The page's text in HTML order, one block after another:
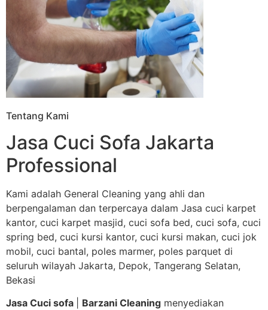
Tentang Kami
Jasa Cuci Sofa Jakarta
Professional
Kami adalah General Cleaning yang ahli dan
berpengalaman dan terpercaya dalam Jasa cuci karpet
kantor, cuci karpet masjid, cuci sofa bed, cuci sofa, cuci
spring bed, cuci kursi kantor, cuci kursi makan, cuci jok
mobil, cuci bantal, poles marmer, poles parquet di
seluruh wilayah Jakarta, Depok, Tangerang Selatan,
Bekasi
Jasa Cuci sofa
Barzani Cleaning menyediakan